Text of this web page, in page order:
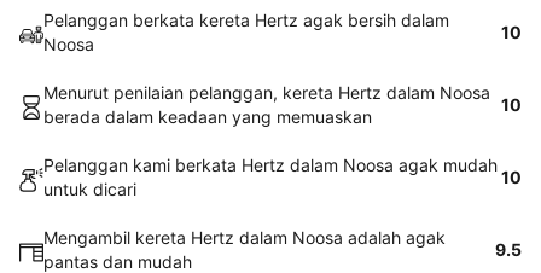
Pelanggan berkata kereta Hertz agak bersih dalam
Noosa
10
Menurut penilaian pelanggan, kereta Hertz dalam Noosa
berada dalam keadaan yang memuaskan
10
Pelanggan kami berkata Hertz dalam Noosa agak mudah
untuk dicari
10
Mengambil kereta Hertz dalam Noosa adalah agak
pantas dan mudah
9.5